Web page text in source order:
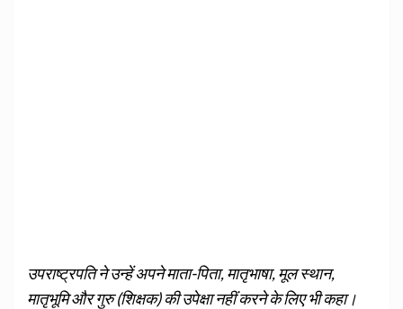
उपराष्ट्रपति ने उन्हें अपने माता-पिता, मातृभाषा, मूल स्थान,
मातृभूमि और गुरु (शिक्षक) की उपेक्षा नहीं करने के लिए भी कहा।